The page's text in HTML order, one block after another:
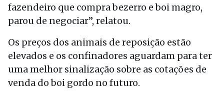
fazendeiro que compra bezerro e boi magro,
parou de negociar”, relatou.
Os preços dos animais de reposição estão
elevados e os confinadores aguardam para ter
uma melhor sinalização sobre as cotações de
venda do boi gordo no futuro.